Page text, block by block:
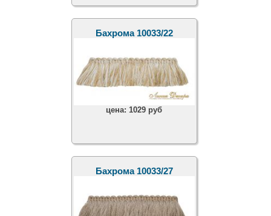
Бахрома 10033/22
цена:1029 руб
Бахрома 10033/27